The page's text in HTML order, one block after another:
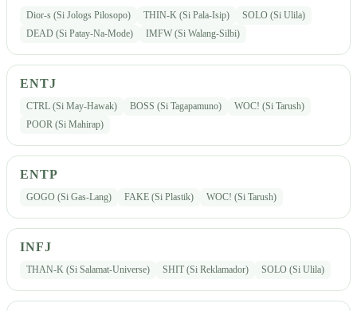
Dior-s (Si Jologs Pilosopo) THIN-K (Si Pala-Isip)
SOLO (Si Ulila)
DEAD (Si Patay-Na-Mode)
IMFW (Si Walang-Silbi)
ENTJ
CTRL (Si May-Hawak) BOSS (Si Tagapamuno)
WOC! (Si Tarush)
POOR (Si Mahirap)
ENTP
GOGO (Si Gas-Lang) FAKE (Si Plastik) WOC! (Si Tarush)
INFJ
THAN-K (Si Salamat-Universe) SHIT (Si Reklamador) SOLO (Si Ulila)